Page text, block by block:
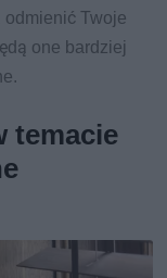
odmienić Twoje
one bardziej
temacie